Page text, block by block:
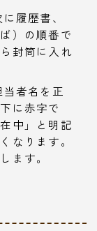
履歴書、
）の順番で
封筒に入れ
者名を正
に赤字で
中」と明記
なります。
ます。